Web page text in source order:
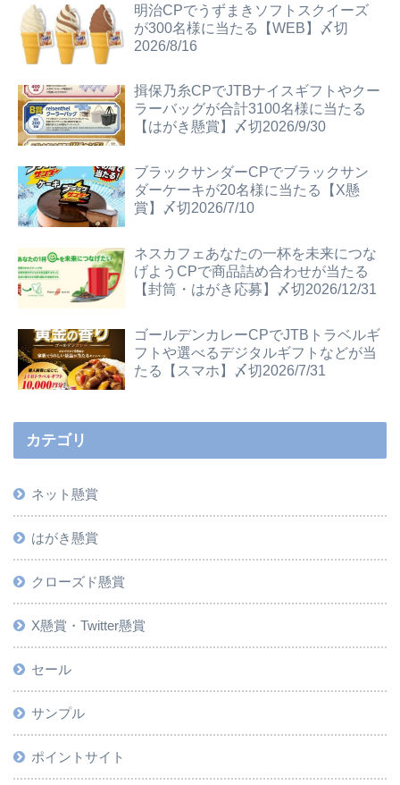
明治CPでうずまきソフトスクイーズ
が300名様に当たる【WEB】〆切
2026/8/16
揖保乃糸CPでJTBナイスギフトやクー
ラーバッグが合計3100名様に当たる
【はがき懸賞】〆切2026/9/30
ブラックサンダーCPでブラックサン
ダーケーキが20名様に当たる【X懸
賞】〆切2026/7/10
ネスカフェあなたの一杯を未来につな
げようCPで商品詰め合わせが当たる
【封筒・はがき応募】〆切2026/12/31
ゴールデンカレーCPでJTBトラベルギ
フトや選べるデジタルギフトなどが当
たる【スマホ】〆切2026/7/31
カテゴリ
ネット懸賞
はがき懸賞
クローズド懸賞
X懸賞・Twitter懸賞
セール
サンプル
ポイントサイト